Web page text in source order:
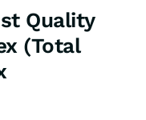
Quality
(Total